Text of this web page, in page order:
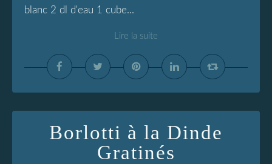
blanc 2 dl d'eau 1 cube...
Lire la suite
Borlotti à la Dinde
Gratinés